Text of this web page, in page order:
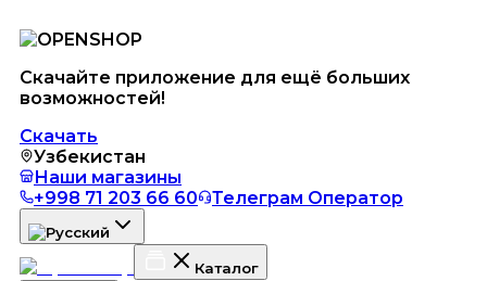
Скачайте приложение для ещё больших
возможностей!
Скачать
Узбекистан
Наши магазины
+998 71 203 66 60
Телеграм Оператор
Каталог